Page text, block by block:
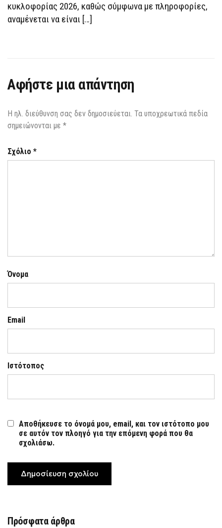
κυκλοφορίας 2026, καθώς σύμφωνα με πληροφορίες,
αναμένεται να είναι […]
Αφήστε μια απάντηση
Η ηλ. διεύθυνση σας δεν δημοσιεύεται. Τα υποχρεωτικά πεδία
σημειώνονται με *
Σχόλιο *
Όνομα
Email
Ιστότοπος
Αποθήκευσε το όνομά μου, email, και τον ιστότοπο μου
σε αυτόν τον πλοηγό για την επόμενη φορά που θα
σχολιάσω.
Πρόσφατα άρθρα